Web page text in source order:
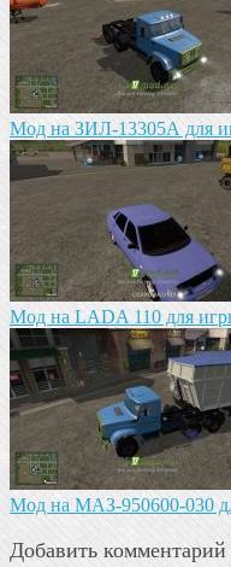
Мод на ЗИЛ-13305А для
Мод на LADA 110 для
Mод на МАЗ-950600-030
Добавить комментарий